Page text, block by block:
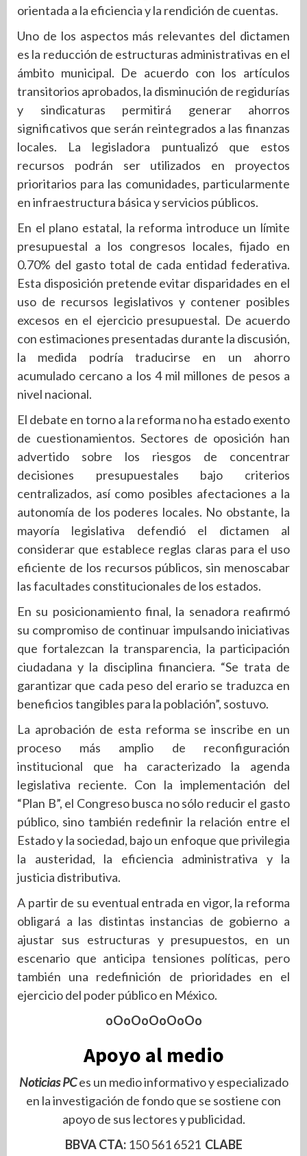
orientada a la eficiencia y la rendición de cuentas.
Uno de los aspectos más relevantes del dictamen
es la reducción de estructuras administrativas en el
ámbito municipal. De acuerdo con los artículos
transitorios aprobados, la disminución de regidurías
y sindicaturas permitirá generar ahorros
significativos que serán reintegrados a las finanzas
locales. La legisladora puntualizó que estos
recursos podrán ser utilizados en proyectos
prioritarios para las comunidades, particularmente
en infraestructura básica y servicios públicos.
En el plano estatal, la reforma introduce un límite
presupuestal a los congresos locales, fijado en
0.70% del gasto total de cada entidad federativa.
Esta disposición pretende evitar disparidades en el
uso de recursos legislativos y contener posibles
excesos en el ejercicio presupuestal. De acuerdo
con estimaciones presentadas durante la discusión,
la medida podría traducirse en un ahorro
acumulado cercano a los 4 mil millones de pesos a
nivel nacional.
El debate en torno a la reforma no ha estado exento
de cuestionamientos. Sectores de oposición han
advertido sobre los riesgos de concentrar
decisiones presupuestales bajo criterios
centralizados, así como posibles afectaciones a la
autonomía de los poderes locales. No obstante, la
mayoría legislativa defendió el dictamen al
considerar que establece reglas claras para el uso
eficiente de los recursos públicos, sin menoscabar
las facultades constitucionales de los estados.
En su posicionamiento final, la senadora reafirmó
su compromiso de continuar impulsando iniciativas
que fortalezcan la transparencia, la participación
ciudadana y la disciplina financiera. “Se trata de
garantizar que cada peso del erario se traduzca en
beneficios tangibles para la población”, sostuvo.
La aprobación de esta reforma se inscribe en un
proceso más amplio de reconfiguración
institucional que ha caracterizado la agenda
legislativa reciente. Con la implementación del
“Plan B”, el Congreso busca no sólo reducir el gasto
público, sino también redefinir la relación entre el
Estado y la sociedad, bajo un enfoque que privilegia
la austeridad, la eficiencia administrativa y la
justicia distributiva.
A partir de su eventual entrada en vigor, la reforma
obligará a las distintas instancias de gobierno a
ajustar sus estructuras y presupuestos, en un
escenario que anticipa tensiones políticas, pero
también una redefinición de prioridades en el
ejercicio del poder público en México.
oOoOoOoOoOo
Apoyo al medio
Noticias PCes un medio informativo y especializado
en la investigación de fondo que se sostiene con
apoyo de sus lectores y publicidad.
BBVA CTA: 150 561 6521 CLABE